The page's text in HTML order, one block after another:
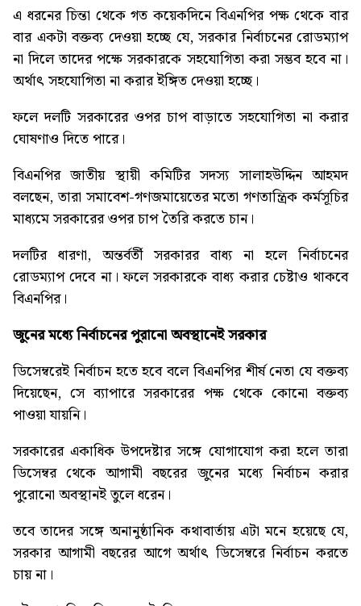
এ ধরনের চিন্তা থেকে গত কয়েকদিনে বিএনপির পক্ষ থেকে বার
বার একটা বক্তব্য দেওয়া হচ্ছে যে, সরকার নির্বাচনের রোডম্যাপ
না দিলে তাদের পক্ষে সরকারকে সহযোগিতা করা সম্ভব হবে না।
অর্থাৎ সহযোগিতা না করার ইঙ্গিত দেওয়া হচ্ছে।
ফলে দলটি সরকারের ওপর চাপ বাড়াতে সহযোগিতা না করার
ঘোষণাও দিতে পারে।
বিএনপির জাতীয় স্থায়ী কমিটির সদস্য সালাহউদ্দিন আহমদ
বলছেন, তারা সমাবেশ-গণজমায়েতের মতো গণতান্ত্রিক কর্মসূচির
মাধ্যমে সরকারের ওপর চাপ তৈরি করতে চান।
দলটির ধারণা, অন্তর্বর্তী সরকারর বাধ্য না হলে নির্বাচনের
রোডম্যাপ দেবে না। ফলে সরকারকে বাধ্য করার চেষ্টাও থাকবে
বিএনপির।
জুনেরমধ্যেনির্বাচনেরপুরানোঅবস্থানেইসরকার
ডিসেম্বরেই নির্বাচন হতে হবে বলে বিএনপির শীর্ষ নেতা যে বক্তব্য
দিয়েছেন, সে ব্যাপারে সরকারের পক্ষ থেকে কোনো বক্তব্য
পাওয়া যায়নি।
সরকারের একাধিক উপদেষ্টার সঙ্গে যোগাযোগ করা হলে তারা
ডিসেম্বর থেকে আগামী বছরের জুনের মধ্যে নির্বাচন করার
পুরোনো অবস্থানই তুলে ধরেন।
তবে তাদের সঙ্গে অনানুষ্ঠানিক কথাবার্তায় এটা মনে হয়েছে যে,
সরকার আগামী বছরের আগে অর্থাৎ ডিসেম্বরে নির্বাচন করতে
চায় না।